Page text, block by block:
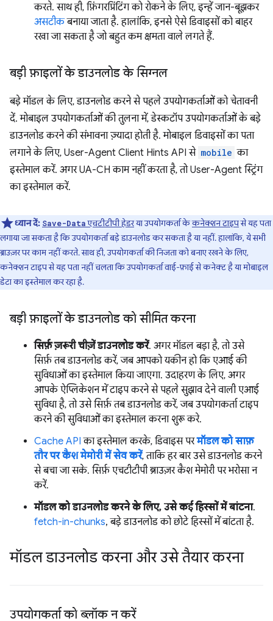
करते. साथ ही, फ़िंगरप्रिंटिंग को रोकने के लिए, इन्हें जान-बूझकर
असटीकबनाया जाता है. हालांकि, इनसे ऐसे डिवाइसों को बाहर
रखा जा सकता है जो बहुत कम क्षमता वाले लगते हैं.
बड़ी फ़ाइलों के डाउनलोड के सिग्नल
बड़े मॉडल के लिए, डाउनलोड करने से पहले उपयोगकर्ताओं को चेतावनी
दें. मोबाइल उपयोगकर्ताओं की तुलना में, डेस्कटॉप उपयोगकर्ताओं के बड़े
डाउनलोड करने की संभावना ज़्यादा होती है. मोबाइल डिवाइसों का पता
लगाने के लिए, User-Agent Client Hints API से mobile का
इस्तेमाल करें. अगर UA-CH काम नहीं करता है, तो User-Agent स्ट्रिंग
का इस्तेमाल करें.
ध्यान दें: Save-Dataएचटीटीपी हेडरया उपयोगकर्ता केकनेक्शन टाइपसे यह पता
लगाया जा सकता है कि उपयोगकर्ता बड़े डाउनलोड कर सकता है या नहीं. हालांकि, ये सभी
ब्राउज़र पर काम नहीं करते. साथ ही, उपयोगकर्ता की निजता को बनाए रखने के लिए,
कनेक्शन टाइप से यह पता नहीं चलता कि उपयोगकर्ता वाई-फ़ाई से कनेक्ट है या मोबाइल
डेटा का इस्तेमाल कर रहा है.
बड़ी फ़ाइलों के डाउनलोड को सीमित करना
सिर्फ़ ज़रूरी चीज़ें डाउनलोड करें. अगर मॉडल बड़ा है, तो उसे
सिर्फ़ तब डाउनलोड करें, जब आपको यकीन हो कि एआई की
सुविधाओं का इस्तेमाल किया जाएगा. उदाहरण के लिए, अगर
आपके ऐप्लिकेशन में टाइप करने से पहले सुझाव देने वाली एआई
सुविधा है, तो उसे सिर्फ़ तब डाउनलोड करें, जब उपयोगकर्ता टाइप
करने की सुविधाओं का इस्तेमाल करना शुरू करे.
Cache API का इस्तेमाल करके, डिवाइस परमॉडल को साफ़
तौर पर कैश मेमोरी में सेव करें, ताकि हर बार उसे डाउनलोड करने
से बचा जा सके. सिर्फ़ एचटीटीपी ब्राउज़र कैश मेमोरी पर भरोसा न
करें.
मॉडल को डाउनलोड करने के लिए, उसे कई हिस्सों में बांटना.
fetch-in-chunks, बड़े डाउनलोड को छोटे हिस्सों में बांटता है.
मॉडल डाउनलोड करना और उसे तैयार करना
उपयोगकर्ता को ब्लॉक न करें